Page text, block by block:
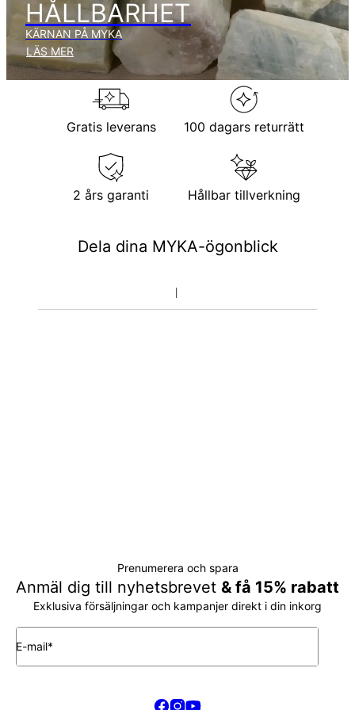
produktionstid.
Returpolicy
Observera att personliga smycken är unika och endast kan
returneras för utbyte eller butikskredit
HÅLLBARHET
KÄRNAN PÅ MYKA
LÄS MER
Gratis leverans 100 dagars returrätt
2 års garanti Hållbar tillverkning
Dela dina MYKA-ögonblick
Prenumerera och spara
Anmäl dig till nyhetsbrevet & få 15% rabatt
Exklusiva försäljningar och kampanjer direkt i din inkorg
E-mail*